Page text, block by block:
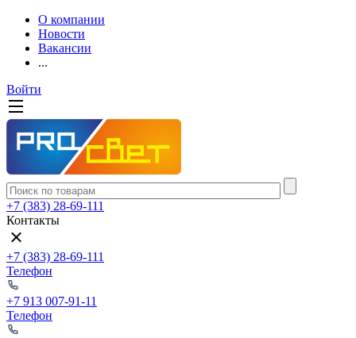
О компании
Новости
Вакансии
...
Войти
+7 (383) 28-69-111
Контакты
+7 (383) 28-69-111
Телефон
+7 913 007-91-11
Телефон